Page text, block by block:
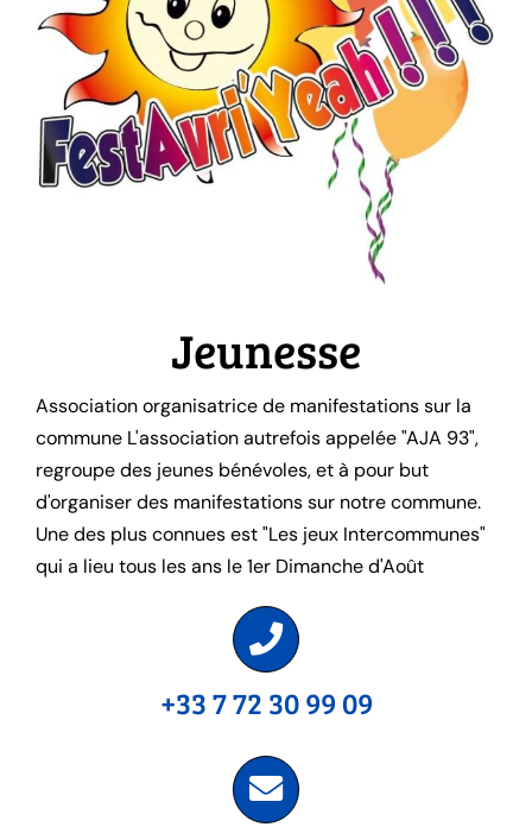
Jeunesse
Association organisatrice de manifestations sur la
commune L'association autrefois appelée "AJA 93",
regroupe des jeunes bénévoles, et à pour but
d'organiser des manifestations sur notre commune.
Une des plus connues est "Les jeux Intercommunes"
qui a lieu tous les ans le 1er Dimanche d'Août
+33 7 72 30 99 09